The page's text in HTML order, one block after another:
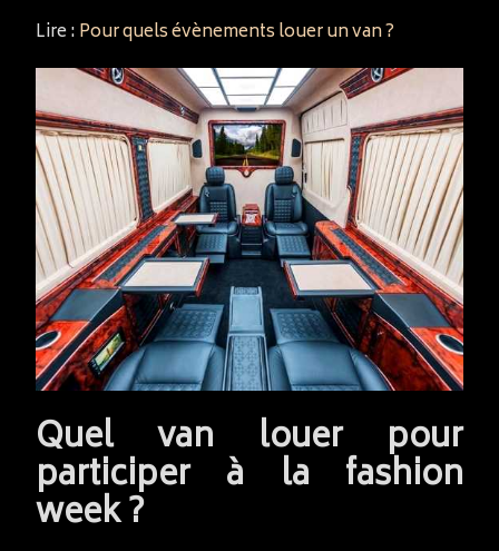
Lire :Pour quels évènements louer un van ?
Quel van louer pour
participer à la fashion
week ?